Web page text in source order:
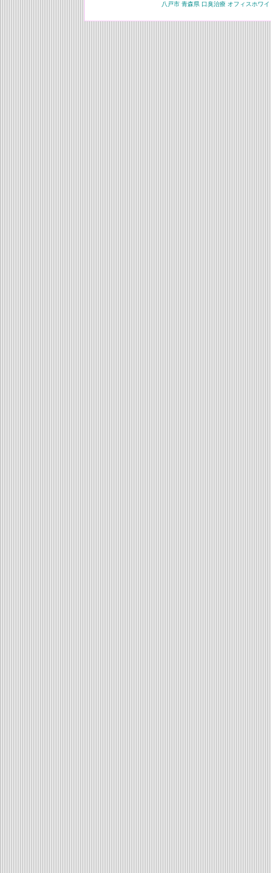
八戸市 青森県 口臭治療 オフィスホワ